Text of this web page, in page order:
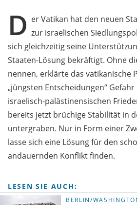
D er Vatikan hat den neuen
zur israelischen
sich gleichzeitig seine
Staaten-Lösung bekräftigt. Ohne
nennen, erklärte das vatikanische
„jüngsten Entscheidungen“
israelisch-palästinensischen
bereits jetzt brüchige Stabilität in
untergraben. Nur in Form einer
lasse sich eine Lösung für den
andauernden Konflikt finden.
LESEN SIE AUCH:
BERLIN/